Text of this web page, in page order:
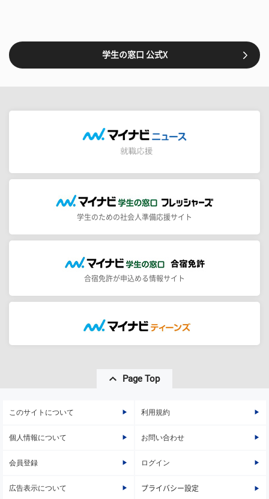
学生の窓口 公式X
学生のための社会人準備応援サイト
合宿免許が申込める情報サイト
Page Top
このサイトについて 利用規約
個人情報について お問い合わせ
会員登録 ログイン
広告表示について プライバシー設定